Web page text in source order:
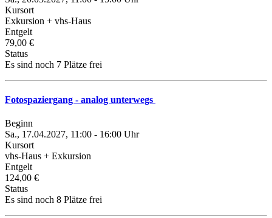
Kursort
Exkursion + vhs-Haus
Entgelt
79,00 €
Status
Es sind noch 7 Plätze frei
Fotospaziergang - analog unterwegs
Beginn
Sa., 17.04.2027, 11:00 - 16:00 Uhr
Kursort
vhs-Haus + Exkursion
Entgelt
124,00 €
Status
Es sind noch 8 Plätze frei